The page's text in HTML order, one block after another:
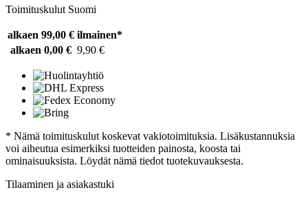
Toimituskulut Suomi
alkaen 99,00 € ilmainen*
alkaen 0,00 € 9,90 €
* Nämä toimituskulut koskevat vakiotoimituksia. Lisäkustannuksia
voi aiheutua esimerkiksi tuotteiden painosta, koosta tai
ominaisuuksista. Löydät nämä tiedot tuotekuvauksesta.
Tilaaminen ja asiakastuki